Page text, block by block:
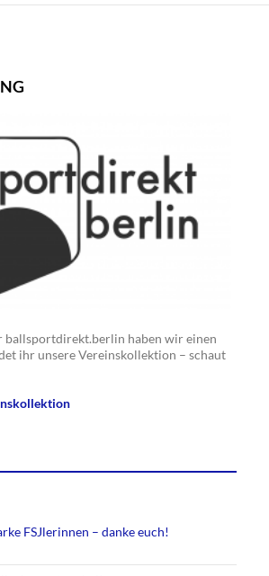
ballsportdirekt.berlin haben wir einen
ihr unsere Vereinskollektion – schaut
FSJlerinnen – danke euch!